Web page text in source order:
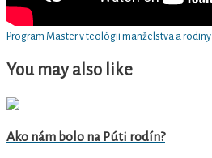
Program Master v teológii manželstva a rodiny
You may also like
Ako nám bolo na Púti rodín?